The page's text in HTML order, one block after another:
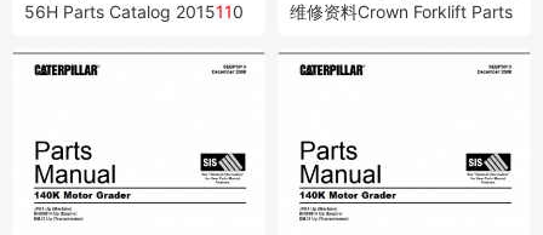
56H Parts Catalog 2015110
G856H配件目录 201511002
维修资料Crown Forklift Parts
5